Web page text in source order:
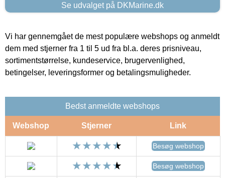
Se udvalget på DKMarine.dk
Vi har gennemgået de mest populære webshops og anmeldt
dem med stjerner fra 1 til 5 ud fra bl.a. deres prisniveau,
sortimentstørrelse, kundeservice, brugervenlighed,
betingelser, leveringsformer og betalingsmuligheder.
Bedst anmeldte webshops
Webshop Stjerner Link
Besøg webshop
Besøg webshop